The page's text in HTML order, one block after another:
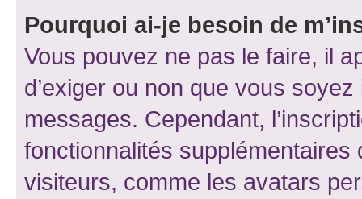
Pourquoi ai-je besoin de
Vous pouvez ne pas le faire, il
d’exiger ou non que vous
messages. Cependant,
fonctionnalités
visiteurs, comme les avatars